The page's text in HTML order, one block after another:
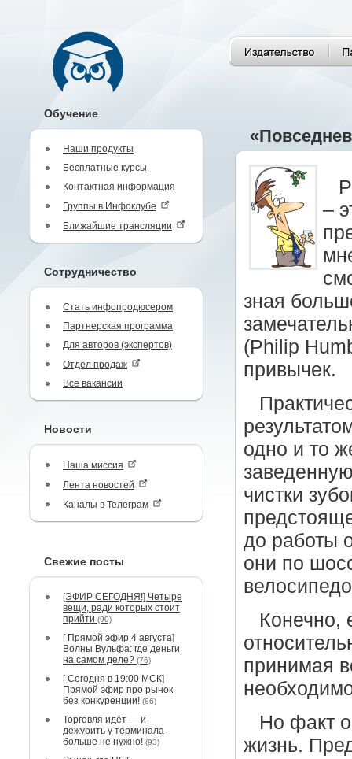
Обучение
Наши продукты
Бесплатные курсы
Контактная информация
Группы в Инфоклубе
Ближайшие трансляции
Сотрудничество
Стать инфопродюсером
Партнерская программа
Для авторов (экспертов)
Отдел продаж
Все вакансии
Новости
Наша миссия
Лента новостей
Каналы в Телеграм
Свежие посты
[ЭФИР СЕГОДНЯ!] Четыре
вещи, ради которых стоит
прийти (90)
[ Прямой эфир 4 августа]
Волны Вульфа: где деньги
на самом деле? (76)
[ Сегодня в 19:00 МСК]
Прямой эфир про рынок
без конкуренции! (86)
Торговля идёт — и
дежурить у терминала
больше не нужно! (93)
–
зная
(Philip
привычек.
одно и то
чистки
до работы
они по
Конечно,
принимая
Но факт
жизнь.